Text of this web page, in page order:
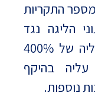
התקריות
הליגה נגד
השמצה, מאז המלחמה נרשמה עליה של 400%
בהיקף
נוספות.